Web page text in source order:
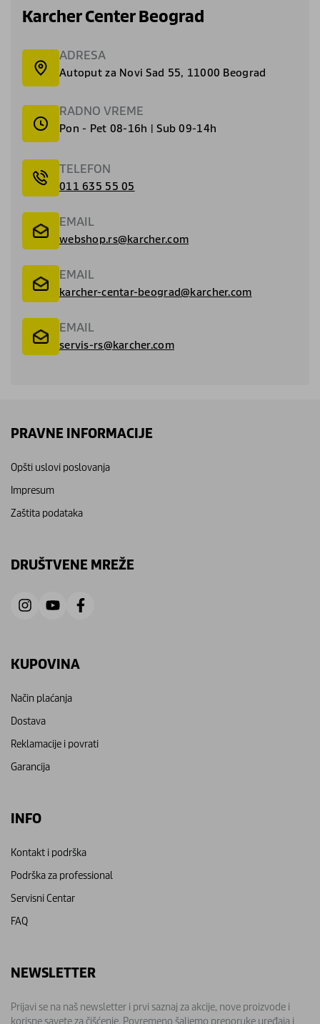
Karcher Center Beograd
ADRESA
Autoput za Novi Sad 55, 11000 Beograd
RADNO VREME
Pon - Pet 08-16h | Sub 09-14h
TELEFON
011 635 55 05
EMAIL
webshop.rs@karcher.com
EMAIL
karcher-centar-beograd@karcher.com
EMAIL
servis-rs@karcher.com
PRAVNE INFORMACIJE
Opšti uslovi poslovanja
Impresum
Zaštita podataka
DRUŠTVENE MREŽE
KUPOVINA
Način plaćanja
Dostava
Reklamacije i povrati
Garancija
INFO
Kontakt i podrška
Podrška za professional
Servisni Centar
FAQ
NEWSLETTER
Prijavi se na naš newsletter i prvi saznaj za akcije, nove proizvode i
korisne savete za čišćenje. Povremeno šaljemo preporuke uređaja i